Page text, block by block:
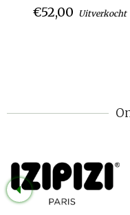
€52,00 Uitverkocht